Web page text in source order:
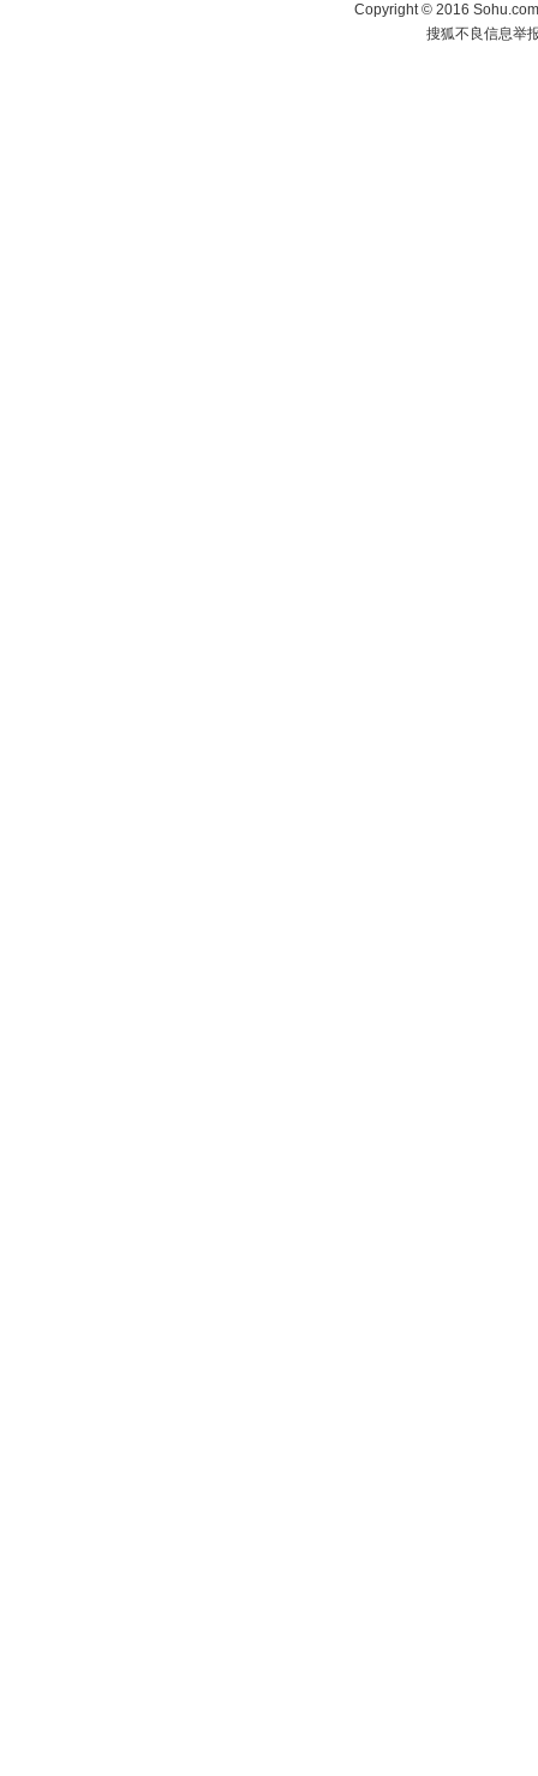
Copyright©2016
搜狐不良信息举